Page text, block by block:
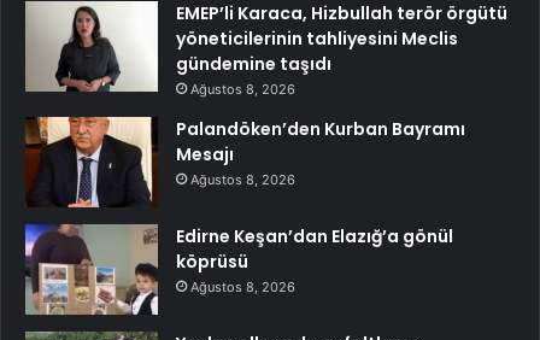
EMEP’li Karaca, Hizbullah terör örgütü
yöneticilerinin tahliyesini Meclis
gündemine taşıdı
Ağustos 8, 2026
Palandöken’den Kurban Bayramı
Mesajı
Ağustos 8, 2026
Edirne Keşan’dan Elazığ’a gönül
köprüsü
Ağustos 8, 2026